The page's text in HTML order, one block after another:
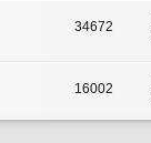
34672
16002